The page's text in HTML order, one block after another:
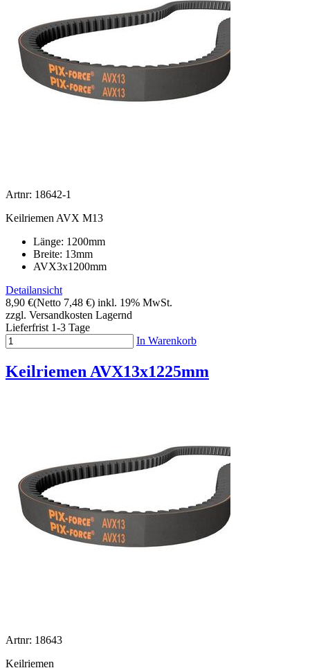
Artnr: 18642-1
Keilriemen AVX M13
Länge: 1200mm
Breite: 13mm
AVX3x1200mm
Detailansicht
8,90 €(Netto 7,48 €) inkl. 19% MwSt.
zzgl. Versandkosten Lagernd
Lieferfrist 1-3 Tage
In Warenkorb
Keilriemen AVX13x1225mm
Artnr: 18643
Keilriemen